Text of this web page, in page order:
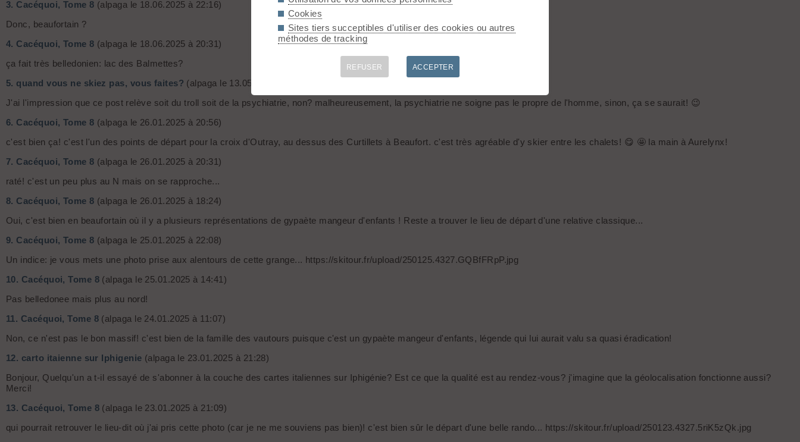
3. Cacéquoi, Tome 8 (alpaga le 18.06.2025 à 22:16)
Donc, beaufortain ?
4. Cacéquoi, Tome 8 (alpaga le 18.06.2025 à 20:31)
ça fait très belledonien: lac des Balmettes?
5. quand vous ne skiez pas, vous faites? (alpaga le 13.05.2025 à 09:02)
J'ai l'impression que ce post relève soit du troll soit de la psychiatrie, non? malheureusement, la psychiatrie ne soigne pas le propre de l'homme, sinon, ça se saurait! 😉
6. Cacéquoi, Tome 8 (alpaga le 26.01.2025 à 20:56)
c'est bien ça! c'est l'un des points de départ pour la croix d'Outray, au dessus des Curtillets à Beaufort. c'est très agréable d'y skier entre les chalets! 😋 🤩 la main à Aurelynx!
7. Cacéquoi, Tome 8 (alpaga le 26.01.2025 à 20:31)
raté! c'est un peu plus au N mais on se rapproche...
8. Cacéquoi, Tome 8 (alpaga le 26.01.2025 à 18:24)
Oui, c'est bien en beaufortain où il y a plusieurs représentations de gypaète mangeur d'enfants ! Reste a trouver le lieu de départ d'une relative classique...
9. Cacéquoi, Tome 8 (alpaga le 25.01.2025 à 22:08)
Un indice: je vous mets une photo prise aux alentours de cette grange... https://skitour.fr/upload/250125.4327.GQBfFRpP.jpg
10. Cacéquoi, Tome 8 (alpaga le 25.01.2025 à 14:41)
Pas belledonee mais plus au nord!
11. Cacéquoi, Tome 8 (alpaga le 24.01.2025 à 11:07)
Non, ce n'est pas le bon massif! c'est bien de la famille des vautours puisque c'est un gypaète mangeur d'enfants, légende qui lui aurait valu sa quasi éradication!
12. carto itaienne sur Iphigenie (alpaga le 23.01.2025 à 21:28)
Bonjour, Quelqu'un a t-il essayé de s'abonner à la couche des cartes italiennes sur Iphigénie? Est ce que la qualité est au rendez-vous? j'imagine que la géolocalisation fonctionne aussi?
Merci!
13. Cacéquoi, Tome 8 (alpaga le 23.01.2025 à 21:09)
qui pourrait retrouver le lieu-dit où j'ai pris cette photo (car je ne me souviens pas bien)! c'est bien sûr le départ d'une belle rando... https://skitour.fr/upload/250123.4327.5riK5zQk.jpg
Cookies
Sites tiers succeptibles d'utiliser des cookies ou autres
méthodes de tracking
REFUSER ACCEPTER